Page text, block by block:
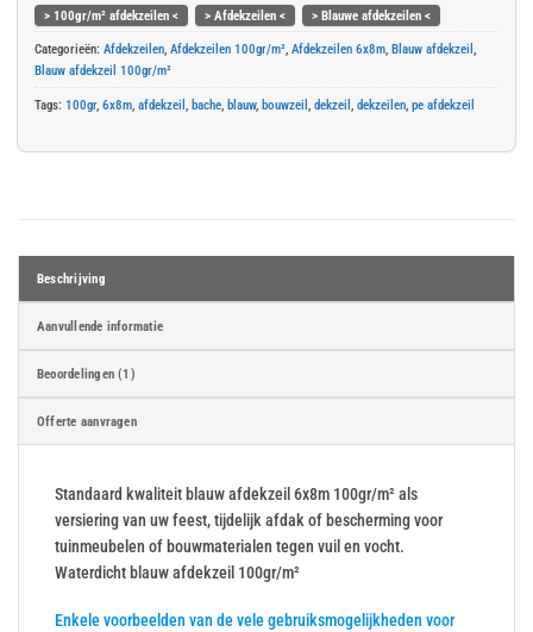
> 100gr/m² afdekzeilen < > Afdekzeilen <
> Blauwe afdekzeilen <
Categorieën: Afdekzeilen Afdekzeilen 100gr/m² Afdekzeilen 6x8m Blauw afdekzeil
Blauw afdekzeil 100gr/m²
Tags: 100gr, 6x8m afdekzeil bache blauw, bouwzeil dekzeil dekzeilen pe afdekzeil
Beschrijving
Aanvullende informatie
Beoordelingen (1)
Offerte aanvragen
Standaard kwaliteit blauw afdekzeil 6x8m 100gr/m² als
versiering van uw feest, tijdelijk afdak of bescherming voor
tuinmeubelen of bouwmaterialen tegen vuil en vocht.
Waterdicht blauw afdekzeil 100gr/m²
Enkele voorbeelden van de vele gebruiksmogelijkheden voor